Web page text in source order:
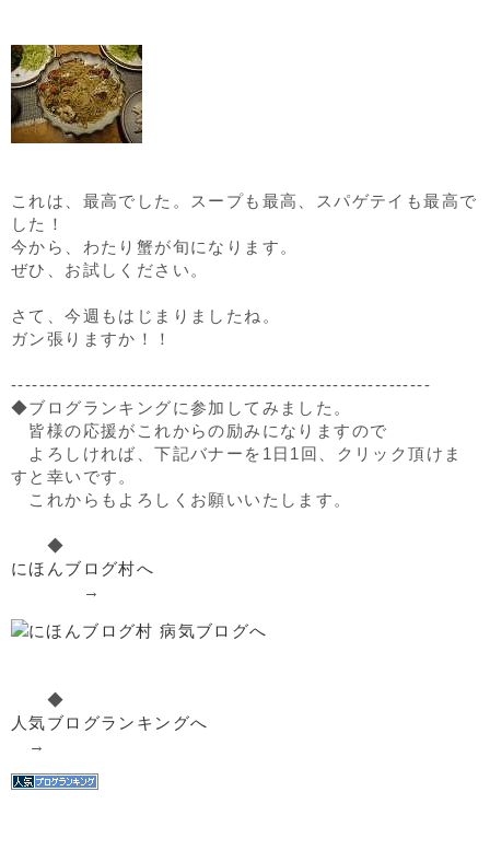
これは、最高でした。スープも最高、スパゲテイも最高で
した！
今から、わたり蟹が旬になります。
ぜひ、お試しください。
さて、今週もはじまりましたね。
ガン張りますか！！
------------------------------------------------------------
◆ブログランキングに参加してみました。
皆様の応援がこれからの励みになりますので
よろしければ、下記バナーを1日1回、クリック頂けま
すと幸いです。
これからもよろしくお願いいたします。
◆
にほんブログ村へ
→
◆
人気ブログランキングへ
→